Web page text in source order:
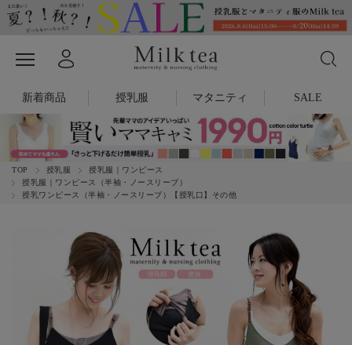
新着商品 授乳服 マタニティ SALE
TOP 授乳服
授乳服｜ワンピース
授乳服｜ワンピース（半袖・ノースリーブ）
授乳ワンピース（半袖・ノースリーブ）【授乳口】その他